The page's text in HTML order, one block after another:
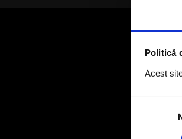
Politică
Acest